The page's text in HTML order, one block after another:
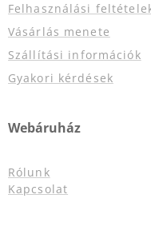
Felhasználási
Vásárlás menete
Szállítási információk
Gyakori kérdések
Webáruház
Rólunk
Kapcsolat